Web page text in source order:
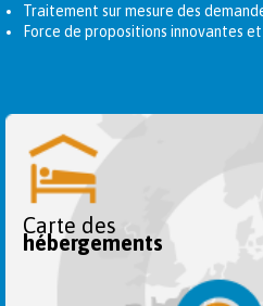
Traitement sur mesure des
Force de propositions innovantes
Carte des
hébergements